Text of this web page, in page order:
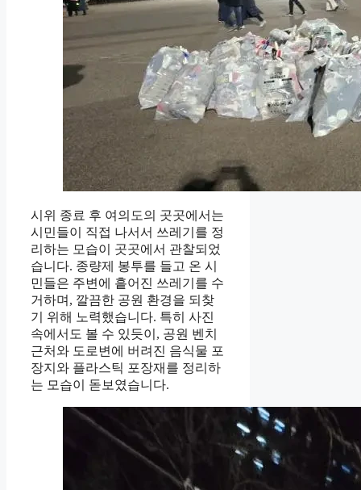
시위 종료 후 여의도의 곳곳에서는
시민들이 직접 나서서 쓰레기를 정
리하는 모습이 곳곳에서 관찰되었
습니다. 종량제 봉투를 들고 온 시
민들은 주변에 흩어진 쓰레기를 수
거하며, 깔끔한 공원 환경을 되찾
기 위해 노력했습니다. 특히 사진
속에서도 볼 수 있듯이, 공원 벤치
근처와 도로변에 버려진 음식물 포
장지와 플라스틱 포장재를 정리하
는 모습이 돋보였습니다.